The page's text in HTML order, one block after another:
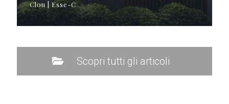
Clou | Esse-C
Scopri tutti gli articoli